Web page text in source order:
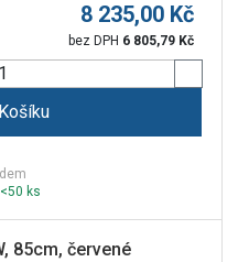
8 235,00 Kč
bez DPH 6 805,79 Kč
ks
85cm, červené